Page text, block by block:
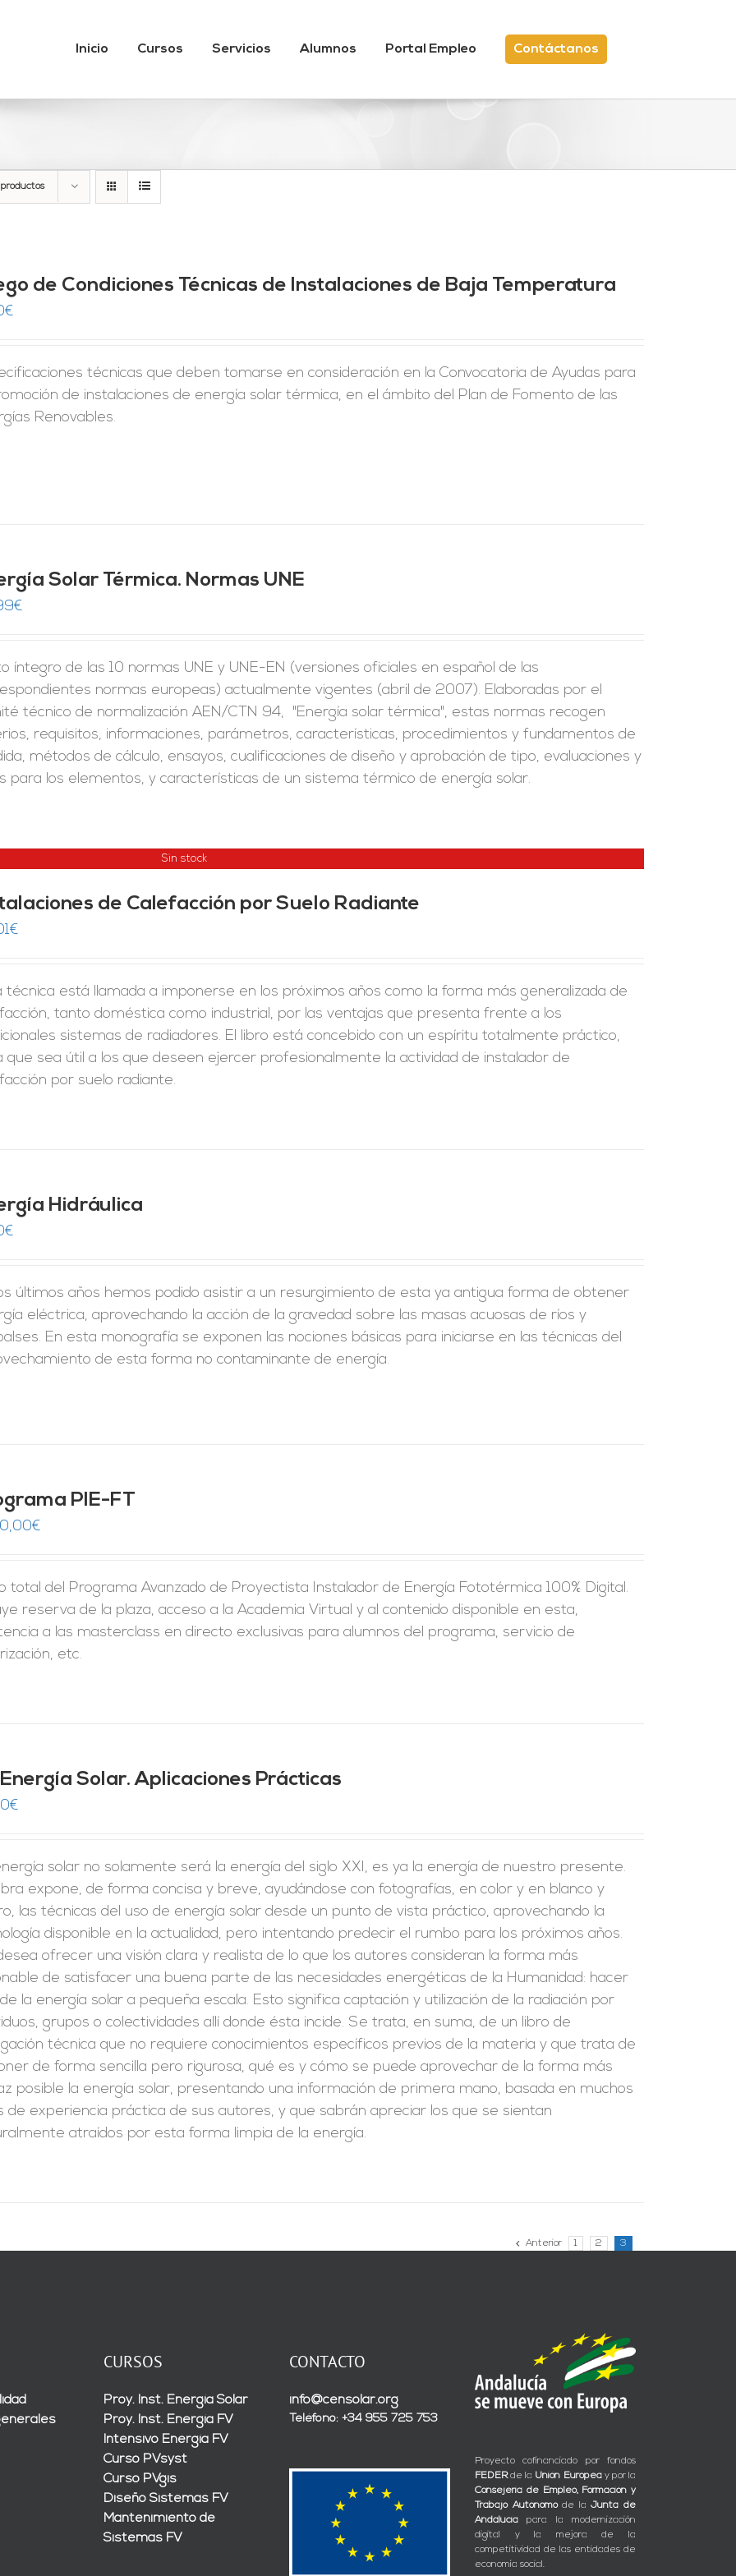
Inicio Cursos Servicios Alumnos Portal Empleo Contáctanos
de Condiciones Técnicas de Instalaciones de Baja Temperatura
€
técnicas que deben tomarse en consideración en la Convocatoria de Ayudas para
de instalaciones de energía solar térmica, en el ámbito del Plan de Fomento de las
Renovables.
Solar Térmica. Normas UNE
€
íntegro de las 10 normas UNE y UNE-EN (versiones oficiales en español de las
normas europeas) actualmente vigentes (abril de 2007). Elaboradas por el
técnico de normalización AEN/CTN 94, "Energía solar térmica", estas normas recogen
requisitos, informaciones, parámetros, características, procedimientos y fundamentos de
métodos de cálculo, ensayos, cualificaciones de diseño y aprobación de tipo, evaluaciones y
para los elementos, y características de un sistema térmico de energía solar.
Sin stock
de Calefacción por Suelo Radiante
€
técnica está llamada a imponerse en los próximos años como la forma más generalizada de
tanto doméstica como industrial, por las ventajas que presenta frente a los
sistemas de radiadores. El libro está concebido con un espíritu totalmente práctico,
que sea útil a los que deseen ejercer profesionalmente la actividad de instalador de
por suelo radiante.
Hidráulica
€
últimos años hemos podido asistir a un resurgimiento de esta ya antigua forma de obtener
eléctrica, aprovechando la acción de la gravedad sobre las masas acuosas de ríos y
En esta monografía se exponen las nociones básicas para iniciarse en las técnicas del
de esta forma no contaminante de energía.
PIE-FT
€
total del Programa Avanzado de Proyectista Instalador de Energía Fototérmica 100% Digital.
reserva de la plaza, acceso a la Academia Virtual y al contenido disponible en esta,
a las masterclass en directo exclusivas para alumnos del programa, servicio de
etc.
Solar. Aplicaciones Prácticas
€
solar no solamente será la energía del siglo XXI, es ya la energía de nuestro presente.
expone, de forma concisa y breve, ayudándose con fotografías, en color y en blanco y
las técnicas del uso de energía solar desde un punto de vista práctico, aprovechando la
disponible en la actualidad, pero intentando predecir el rumbo para los próximos años.
ofrecer una visión clara y realista de lo que los autores consideran la forma más
de satisfacer una buena parte de las necesidades energéticas de la Humanidad: hacer
la energía solar a pequeña escala. Esto significa captación y utilización de la radiación por
grupos o colectividades allí donde ésta incide. Se trata, en suma, de un libro de
técnica que no requiere conocimientos específicos previos de la materia y que trata de
de forma sencilla pero rigurosa, qué es y cómo se puede aprovechar de la forma más
posible la energía solar, presentando una información de primera mano, basada en muchos
de experiencia práctica de sus autores, y que sabrán apreciar los que se sientan
atraídos por esta forma limpia de la energía.
Anterior 1 2 3
CURSOS
Proy. Inst. Energía Solar
Proy. Inst. Energía FV
Intensivo Energía FV
Curso PVsyst
Curso PVgis
Diseño Sistemas FV
Mantenimiento de
Sistemas FV
CONTACTO
info@censolar.org
Teléfono: +34 955 725 753
Proyecto cofinanciado por fondos
FEDERde la Unión Europeay por la
Consejería de Empleo, Formación y
Trabajo Autónomode laJunta de
Andalucía para la modernización
digital y la mejora de la
competitividad de las entidades de
economía social.